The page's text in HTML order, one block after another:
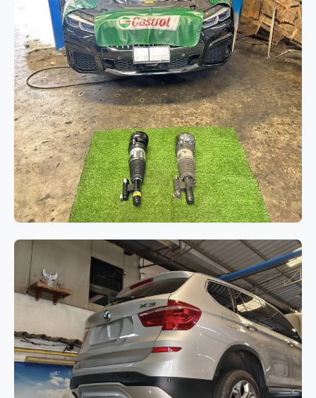
ช่วงล่างและเบรก
BMW Series 7 G12 เปลี่ยนโช๊คอัพถุง
ลมคู่หน้า แก้ไขปัญหาระบบช่วงล่าง
ทรุดและรถมีอาการเอียง
BMW Series 7 G12